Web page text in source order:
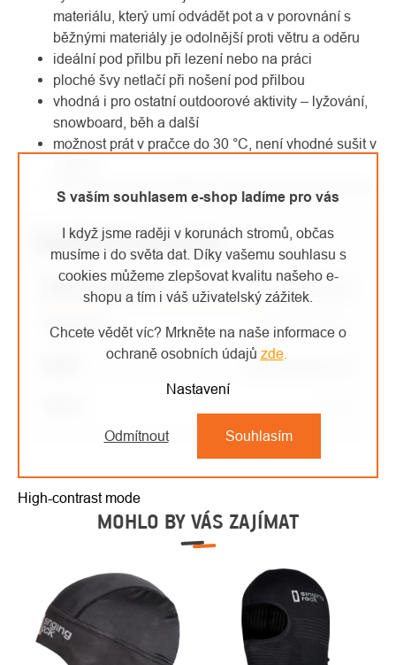
S vaším souhlasem e-shop ladíme pro vás
I když jsme raději v korunách stromů, občas
musíme i do světa dat. Díky vašemu souhlasu s
cookies můžeme zlepšovat kvalitu našeho e-
shopu a tím i váš uživatelský zážitek.
Chcete vědět víc? Mrkněte na naše informace o
ochraně osobních údajů zde.
Nastavení
Odmítnout Souhlasím
materiálu, který umí odvádět pot a v porovnání s
běžnými materiály je odolnější proti větru a oděru
ideální pod přilbu při lezení nebo na práci
ploché švy netlačí při nošení pod přilbou
vhodná i pro ostatní outdoorové aktivity – lyžování,
snowboard, běh a další
možnost prát v pračce do 30 °C, není vhodné sušit v
Doplňkové parametry
Název parametru Parametr
Kategorie: Pokrývky hlavy
High-contrast mode
MOHLO BY VÁS ZAJÍMAT